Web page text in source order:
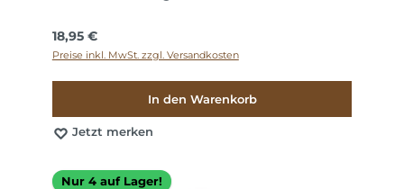
Regulärer Preis:
18,95 €
Preise inkl. MwSt. zzgl. Versandkosten
In den Warenkorb
Jetzt merken
Nur 4 auf Lager!